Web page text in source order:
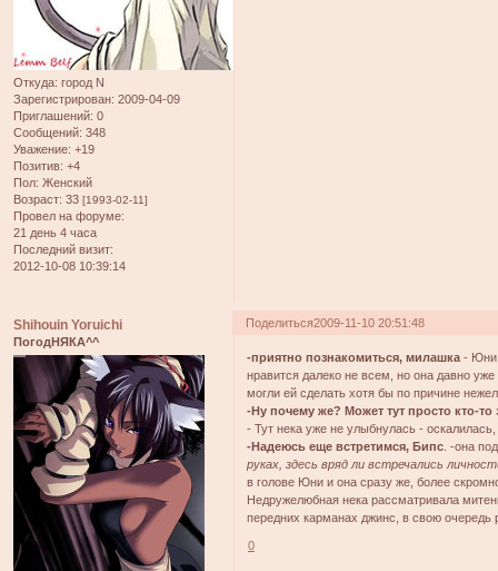
Откуда: город N
Зарегистрирован: 2009-04-09
Приглашений: 0
Сообщений: 348
Уважение: +19
Позитив: +4
Пол: Женский
Возраст: 33 [1993-02-11]
Провел на форуме:
21 день 4 часа
Последний визит:
2012-10-08 10:39:14
Поделиться2009-11-10 20:51:48
Shihouin Yoruichi
ПогодНЯКА^^
-приятно познакомиться, милашка- Юни
нравится далеко не всем, но она давно
могли ей сделать хотя бы по причине
-Ну почему же? Может тут просто кто-
- Тут нека уже не улыбнулась -
-Надеюсь еще встретимся, Бипс . -она
руках, здесь вряд ли встречались
в голове Юни и она сразу же, более
Недружелюбная нека рассматривала
передних карманах джинс, в свою очередь
0